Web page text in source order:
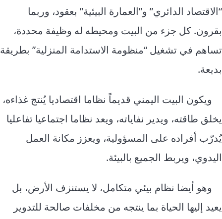
“الاقتصاد الدائري” و”العمارة البيئية” بعقود، وربما
بقرون. كل جزء من البيت ومحيطه له وظيفة محددة،
تساهم في تشغيل “منظومة الاستدامة المنزلية” بطريقة
بديعة.
ويكون البيت اليمني قديماً نظاما اقتصاديا يُنتج غذاءه،
يخلق طاقته، ويدير نفاياته، ويعد نظاما اجتماعيا تفاعليا
يُدرّب أفراده على المسؤولية، ويعزز مكانة العمل
اليدوي، ويربط الجميع بالبيئة.
وهو أيضا نظام بيئي متكامل، لا يستنزف الأرض، بل
يعيد إليها الحياة بما ينتجه من مخلفات صالحة للتدوير